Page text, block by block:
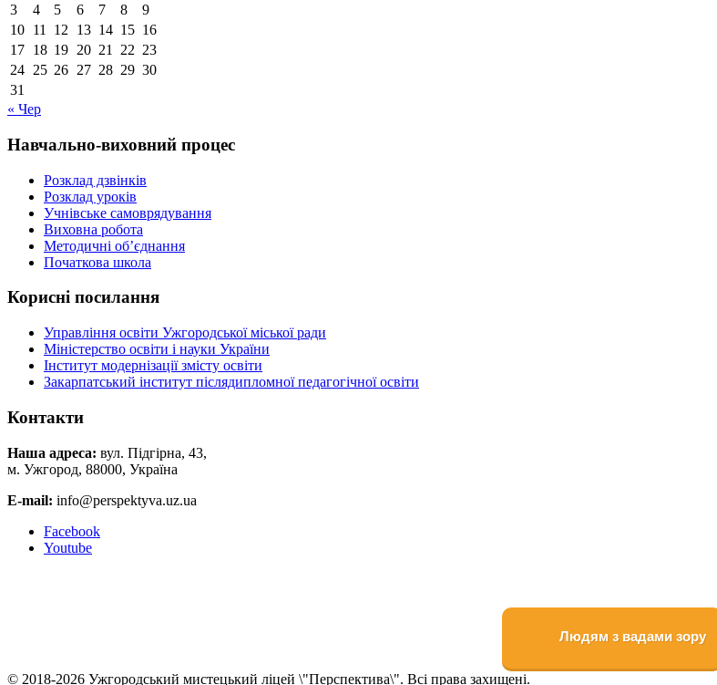
3
4 5 6 7 8
9
10 11 12 13 14 15 16
17 18 19 20 21 22 23
24 25 26 27 28 29 30
31
« Чер
Навчально-виховний процес
Розклад дзвінків
Розклад уроків
Учнівське самоврядування
Виховна робота
Методичні об’єднання
Початкова школа
Корисні посилання
Управління освіти Ужгородської міської ради
Міністерство освіти і науки України
Інститут модернізації змісту освіти
Закарпатський інститут післядипломної педагогічної освіти
Контакти
Наша адреса: вул. Підгірна, 43,
м. Ужгород, 88000, Україна
E-mail: info@perspektyva.uz.ua
Faceboоk
Youtube
Людям з вадами зору
© 2018-2026 Ужгородський мистецький ліцей \"Перспектива\". Всі права захищені.